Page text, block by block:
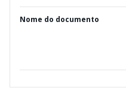
Nome do documento